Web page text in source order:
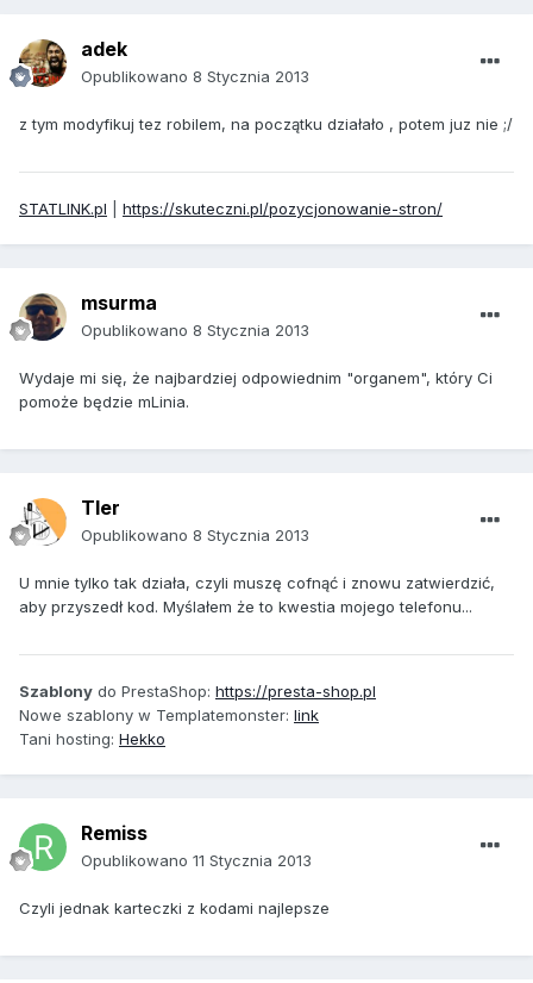
adek
Opublikowano 8 Stycznia 2013
z tym modyfikuj tez robilem, na początku działało , potem juz nie ;/
STATLINK.pl https://skuteczni.pl/pozycjonowanie-stron/
msurma
Opublikowano 8 Stycznia 2013
Wydaje mi się, że najbardziej odpowiednim "organem", który Ci
pomoże będzie mLinia.
Tler
Opublikowano 8 Stycznia 2013
U mnie tylko tak działa, czyli muszę cofnąć i znowu zatwierdzić,
aby przyszedł kod. Myślałem że to kwestia mojego telefonu...
Szablony do PrestaShop: https://presta-shop.pl
Nowe szablony w Templatemonster: link
Tani hosting: Hekko
Remiss
Opublikowano 11 Stycznia 2013
Czyli jednak karteczki z kodami najlepsze